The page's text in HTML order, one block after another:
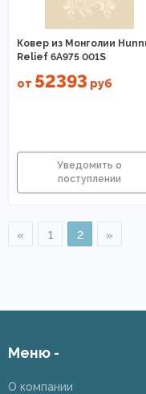
Ковер из Монголии
Relief 6A975 001S
от 52393 руб
« 1 2 »
Меню -
О компании